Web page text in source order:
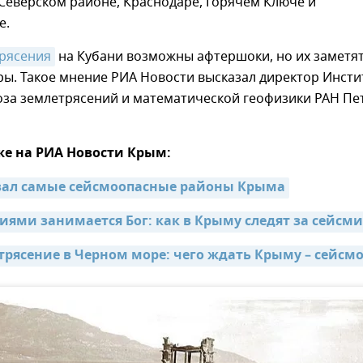
на Кубани возможны афтершоки, но их
Такое мнение РИА Новости высказал директор
землетрясений и математической геофизики РАН
на РИА Новости Крым:
самые сейсмоопасные районы Крыма
занимается Бог: как в Крыму следят за
в Черном море: чего ждать Крыму –